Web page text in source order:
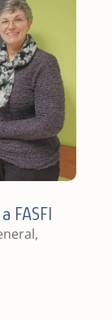
FASFI
,